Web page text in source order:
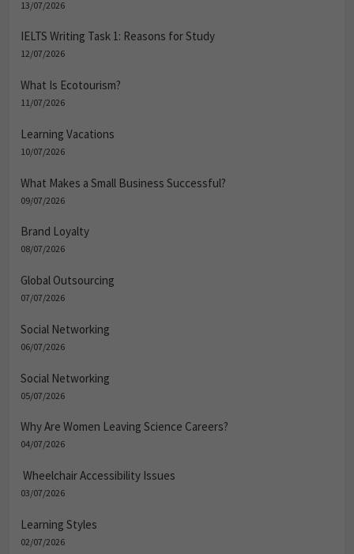
13/07/2026
IELTS Writing Task 1: Reasons for Study
12/07/2026
What Is Ecotourism?
11/07/2026
Learning Vacations
10/07/2026
What Makes a Small Business Successful?
09/07/2026
Brand Loyalty
08/07/2026
Global Outsourcing
07/07/2026
Social Networking
06/07/2026
Social Networking
05/07/2026
Why Are Women Leaving Science Careers?
04/07/2026
Wheelchair Accessibility Issues
03/07/2026
Learning Styles
02/07/2026